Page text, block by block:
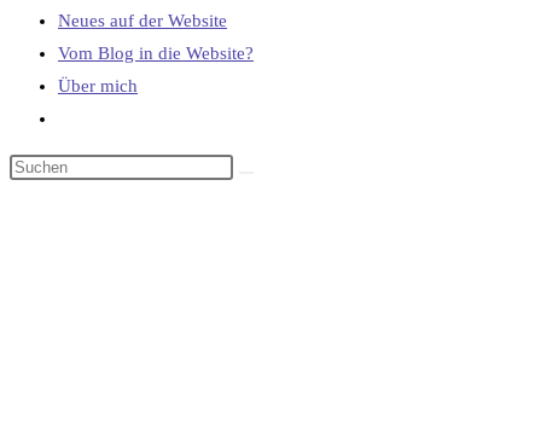
Neues auf der Website
Vom Blog in die Website?
Über mich
umschalten